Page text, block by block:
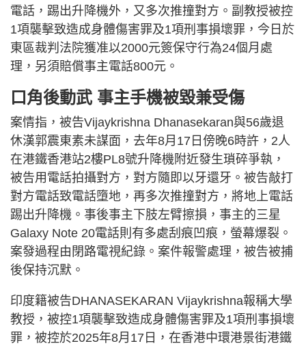
電話，踢出升降機外，又多次推撞對方。副教授被控
1項襲擊致造成身體傷害罪及1項刑事損壞罪，今日於
東區裁判法院獲准以2000元簽保守行為24個月處
理，另須賠償事主電話800元。
口角後動武 事主手機被毀兼受傷
案情指，被告Vijaykrishna Dhanasekaran與56歲退
休漢郭震東素未謀面，去年8月17日傍晚6時許，2人
在港鐵香港站2樓PL8號升降機附近發生瑣碎爭執，
被告用電話拍攝對方，對方隨即以牙還牙。被告敲打
對方電話致電話墮地，再多次推撞對方，將地上電話
踢出升降機。事後事主下肢左臂擦損，事主的三星
Galaxy Note 20電話則有多處刮痕凹痕，螢幕爆裂。
案發過程由閉路電視紀錄。案件報警處理，被告被捕
後保持沉默。
印度籍被告DHANASEKARAN Vijaykrishna報稱大學
教授，被控1項襲擊致造成身體傷害罪及1項刑事損壞
罪，被控於2025年8月17日，在香港中環港景街港鐵